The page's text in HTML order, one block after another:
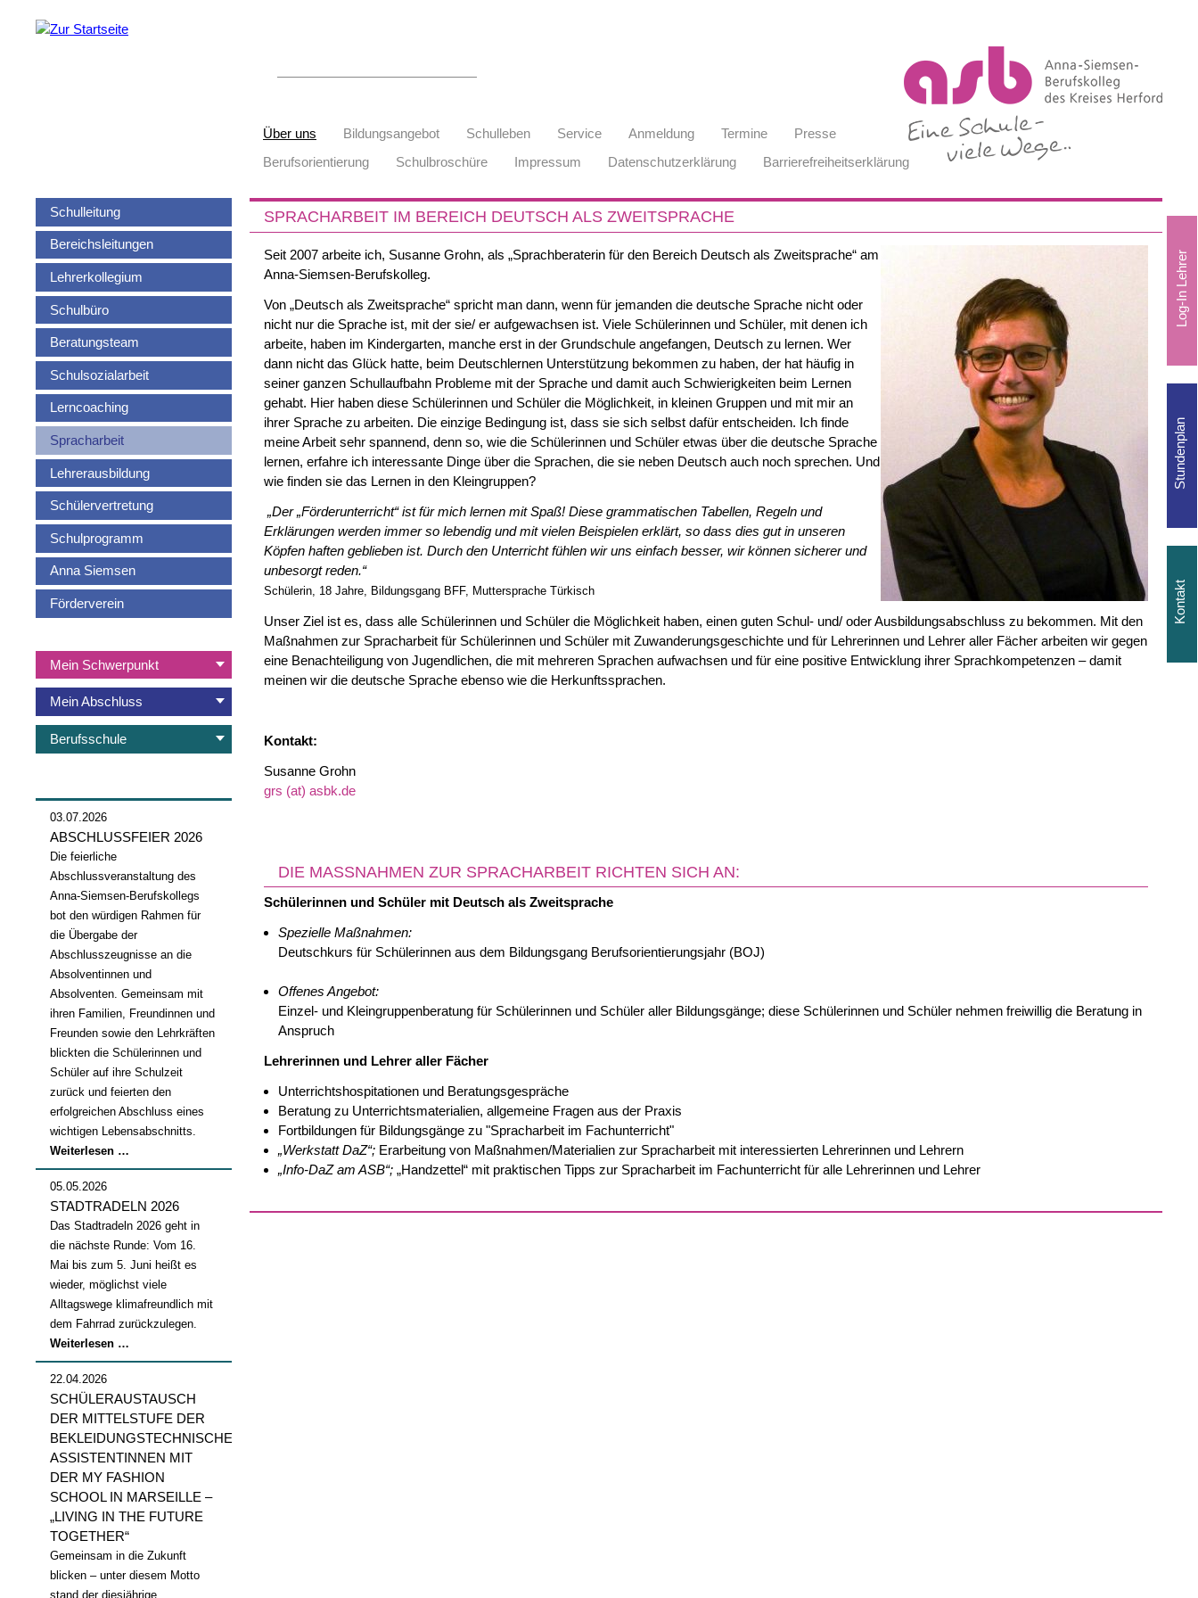
Navigation
Über uns Bildungsangebot Schulleben Service Anmeldung Termine
Presse
Berufsorientierung
Schulbroschüre Impressum Datenschutzerklärung Barrierefreiheitserklärung
SPRACHARBEIT IM BEREICH DEUTSCH ALS ZWEITSPRACHE
Seit 2007 arbeite ich, Susanne Grohn, als „Sprachberaterin für den Bereich Deutsch als Zweitsprache“ am
Anna-Siemsen-Berufskolleg.
Von „Deutsch als Zweitsprache“ spricht man dann, wenn für jemanden die deutsche Sprache nicht oder
nicht nur die Sprache ist, mit der sie/ er aufgewachsen ist. Viele Schülerinnen und Schüler, mit denen ich
arbeite, haben im Kindergarten, manche erst in der Grundschule angefangen, Deutsch zu lernen. Wer
dann nicht das Glück hatte, beim Deutschlernen Unterstützung bekommen zu haben, der hat häufig in
seiner ganzen Schullaufbahn Probleme mit der Sprache und damit auch Schwierigkeiten beim Lernen
gehabt. Hier haben diese Schülerinnen und Schüler die Möglichkeit, in kleinen Gruppen und mit mir an
ihrer Sprache zu arbeiten. Die einzige Bedingung ist, dass sie sich selbst dafür entscheiden. Ich finde
meine Arbeit sehr spannend, denn so, wie die Schülerinnen und Schüler etwas über die deutsche Sprache
lernen, erfahre ich interessante Dinge über die Sprachen, die sie neben Deutsch auch noch sprechen. Und
wie finden sie das Lernen in den Kleingruppen?
„Der „Förderunterricht“ ist für mich lernen mit Spaß! Diese grammatischen Tabellen, Regeln und
Erklärungen werden immer so lebendig und mit vielen Beispielen erklärt, so dass dies gut in unseren
Köpfen haften geblieben ist. Durch den Unterricht fühlen wir uns einfach besser, wir können sicherer und
unbesorgt reden.“
Schülerin, 18 Jahre, Bildungsgang BFF, Muttersprache Türkisch
Unser Ziel ist es, dass alle Schülerinnen und Schüler die Möglichkeit haben, einen guten Schul- und/ oder Ausbildungsabschluss zu bekommen. Mit den
Maßnahmen zur Spracharbeit für Schülerinnen und Schüler mit Zuwanderungsgeschichte und für Lehrerinnen und Lehrer aller Fächer arbeiten wir gegen
eine Benachteiligung von Jugendlichen, die mit mehreren Sprachen aufwachsen und für eine positive Entwicklung ihrer Sprachkompetenzen – damit
meinen wir die deutsche Sprache ebenso wie die Herkunftssprachen.
Kontakt:
Susanne Grohn
grs (at) asbk.de
DIE MASSNAHMEN ZUR SPRACHARBEIT RICHTEN SICH AN:
Schülerinnen und Schüler mit Deutsch als Zweitsprache
Spezielle Maßnahmen:
Deutschkurs für Schülerinnen aus dem Bildungsgang Berufsorientierungsjahr (BOJ)
Offenes Angebot:
Einzel- und Kleingruppenberatung für Schülerinnen und Schüler aller Bildungsgänge; diese Schülerinnen und Schüler nehmen freiwillig die Beratung in
Anspruch
Lehrerinnen und Lehrer aller Fächer
Unterrichtshospitationen und Beratungsgespräche
Beratung zu Unterrichtsmaterialien, allgemeine Fragen aus der Praxis
Fortbildungen für Bildungsgänge zu "Spracharbeit im Fachunterricht"
„Werkstatt DaZ“; Erarbeitung von Maßnahmen/Materialien zur Spracharbeit mit interessierten Lehrerinnen und Lehrern
„Info-DaZ am ASB“; „Handzettel“ mit praktischen Tipps zur Spracharbeit im Fachunterricht für alle Lehrerinnen und Lehrer
Navigation
überspringen
Schulleitung
Bereichsleitungen
Lehrerkollegium
Schulbüro
Beratungsteam
Schulsozialarbeit
Lerncoaching
Spracharbeit
Lehrerausbildung
Schülervertretung
Schulprogramm
Anna Siemsen
Förderverein
Navigation
überspringen
Mein Schwerpunkt
Mein Abschluss
Berufsschule
03.07.2026
ABSCHLUSSFEIER 2026
Die feierliche
Abschlussveranstaltung des
Anna-Siemsen-Berufskollegs
bot den würdigen Rahmen für
die Übergabe der
Abschlusszeugnisse an die
Absolventinnen und
Absolventen. Gemeinsam mit
ihren Familien, Freundinnen und
Freunden sowie den Lehrkräften
blickten die Schülerinnen und
Schüler auf ihre Schulzeit
zurück und feierten den
erfolgreichen Abschluss eines
wichtigen Lebensabschnitts.
Weiterlesen …
2026
05.05.2026
STADTRADELN 2026
Das Stadtradeln 2026 geht in
die nächste Runde: Vom 16.
Mai bis zum 5. Juni heißt es
wieder, möglichst viele
Alltagswege klimafreundlich mit
dem Fahrrad zurückzulegen.
Weiterlesen …
2026
22.04.2026
SCHÜLERAUSTAUSCH
DER MITTELSTUFE DER
BEKLEIDUNGSTECHNISCHEN
ASSISTENTINNEN MIT
DER MY FASHION
SCHOOL IN MARSEILLE –
„LIVING IN THE FUTURE
TOGETHER“
Gemeinsam in die Zukunft
blicken – unter diesem Motto
stand der diesjährige